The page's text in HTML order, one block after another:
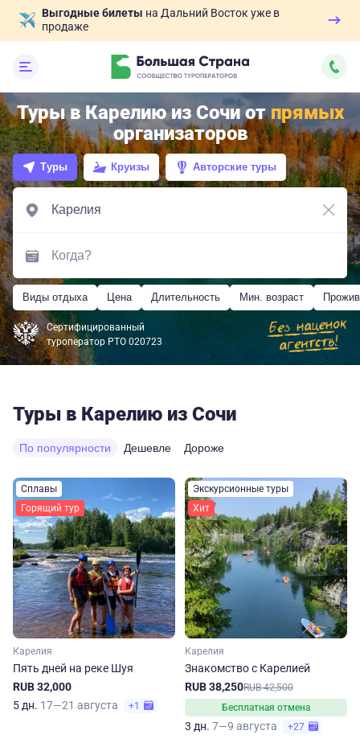
Выгодные билеты на Дальний Восток уже в
продаже
Туры в Карелию из Сочи отпрямых
организаторов
Туры Круизы Авторские туры
Виды отдыха Цена Длительность Мин. возраст
Сертифицированный
туроператор РТО 020723
Туры в Карелию из Сочи
По популярности Дешевле Дороже
Сплавы
Горящий тур
Карелия
Пять дней на реке Шуя
RUB 32,000
5 дн. 17—21 августа +1
Экскурсионные туры
Хит
Карелия
Знакомство с Карелией
RUB 38,250RUB 42,500
Бесплатная отмена
3 дн. 7—9 августа +27